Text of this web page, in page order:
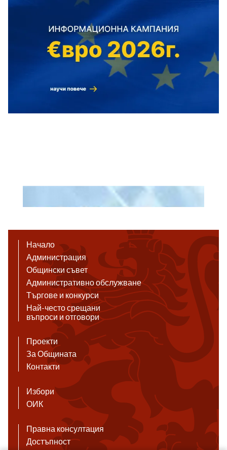
Начало
Администрация
Общински съвет
Административно обслужване
Търгове и конкурси
Най-често срещани
въпроси и отговори
Проекти
За Общината
Контакти
Избори
ОИК
Правна консултация
Достъпност